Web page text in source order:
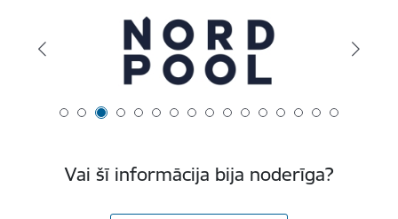
Vai šī informācija bija noderīga?